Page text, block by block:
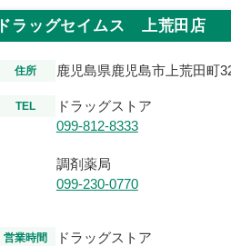
ドラッグセイムス 上荒田店
住所 鹿児島県鹿児島市上荒田町
TEL
ドラッグストア
099-812-8333
調剤薬局
099-230-0770
営業時間
ドラッグストア